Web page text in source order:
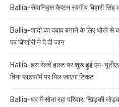
Ballia-सेवानिवृत्त कैप्टन स्वर्गीय बिहारी
Ballia-शादी का दबाव बनाने के लिए धोखे से
पर किशोरी ने दे दी जान
Ballia-इस रेलवे हाल्ट पर शुरू हुई एम-
बिना प्लेटफॉर्म पर मिल जाएगा टिकट
Ballia-घर में सोता रहा परिवार, खिड़की